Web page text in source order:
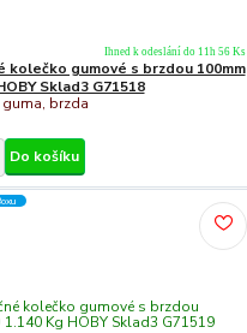
kolečko gumové s brzdou 100mm
Sklad3 G71518
brzda
Ihned k odeslání do 11h 56 Ks
Do košíku